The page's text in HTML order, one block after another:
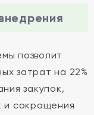
позволит
затрат на 22%
закупок,
и сокращения